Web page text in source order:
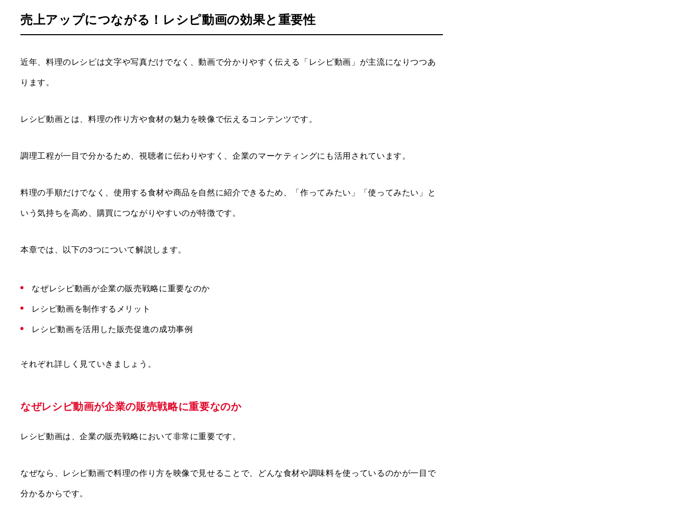
売上アップにつながる！レシピ動画の効果と重要性
近年、料理のレシピは文字や写真だけでなく、動画で分かりやすく伝える「レシピ動画」が主流になりつつあ
ります。
レシピ動画とは、料理の作り方や食材の魅力を映像で伝えるコンテンツです。
調理工程が一目で分かるため、視聴者に伝わりやすく、企業のマーケティングにも活用されています。
料理の手順だけでなく、使用する食材や商品を自然に紹介できるため、「作ってみたい」「使ってみたい」と
いう気持ちを高め、購買につながりやすいのが特徴です。
本章では、以下の3つについて解説します。
なぜレシピ動画が企業の販売戦略に重要なのか
レシピ動画を制作するメリット
レシピ動画を活用した販売促進の成功事例
それぞれ詳しく見ていきましょう。
なぜレシピ動画が企業の販売戦略に重要なのか
レシピ動画は、企業の販売戦略において非常に重要です。
なぜなら、レシピ動画で料理の作り方を映像で見せることで、どんな食材や調味料を使っているのかが一目で
分かるからです。